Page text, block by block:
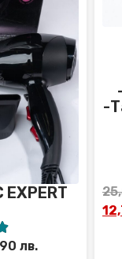
лв.
-